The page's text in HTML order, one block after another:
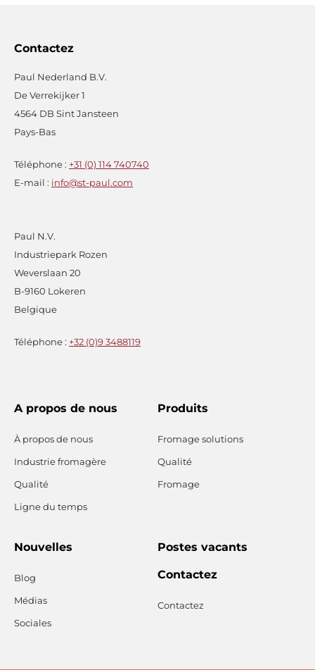
Contactez
Paul Nederland B.V.
De Verrekijker 1
4564 DB Sint Jansteen
Pays-Bas
Téléphone : +31 (0) 114 740740
E-mail : info@st-paul.com
Paul N.V.
Industriepark Rozen
Weverslaan 20
B-9160 Lokeren
Belgique
Téléphone : +32 (0)9 3488119
A propos de nous
À propos de nous
Industrie fromagère
Qualité
Ligne du temps
Produits
Fromage solutions
Qualité
Fromage
Nouvelles
Blog
Médias
Sociales
Postes vacants
Contactez
Contactez